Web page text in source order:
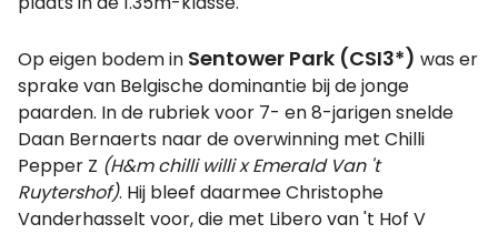
Op eigen bodem in Sentower Park (CSI3*) was er
sprake van Belgische dominantie bij de jonge
paarden. In de rubriek voor 7- en 8-jarigen snelde
Daan Bernaerts naar de overwinning met Chilli
Pepper Z (H&m chilli willi x Emerald Van 't
Ruytershof). Hij bleef daarmee Christophe
Vanderhasselt voor, die met Libero van 't Hof V